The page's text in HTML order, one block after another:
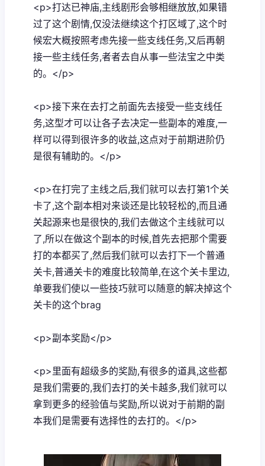
<p>打达已神庙,主线剧形会够相继放放,如果错
过了这个剧情,仅没法继续这个打区域了,这个时
候宏大概按照考虑先接一些支线任务,又后再朝
接一些主线任务,者者去自从事一些法宝之中类
的。</p>
<p>接下来在去打之前面先去接受一些支线任
务,这型才可以让各子去决定一些副本的难度,一
样可以得到很许多的收益,这点对于前期进阶仍
是很有辅助的。</p>
<p>在打完了主线之后,我们就可以去打第1个关
卡了,这个副本相对来谈还是比较轻松的,而且通
关起源来也是很快的,我们去做这个主线就可以
了,所以在做这个副本的时候,首先去把那个需要
打的本都买了,然后我们就可以去打下一个普通
关卡,普通关卡的难度比较简单,在这个关卡里边,
单要我们使以一些技巧就可以随意的解决掉这个
关卡的这个brag
<p>副本奖励</p>
<p>里面有超级多的奖励,有很多的道具,这些都
是我们需要的,我们去打的关卡越多,我们就可以
拿到更多的经验值与奖励,所以说对于前期的副
本我们是需要有选择性的去打的。</p>